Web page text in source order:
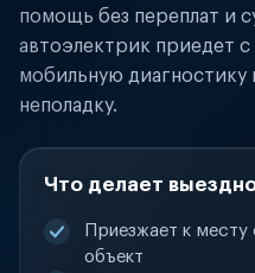
помощь без переплат и
автоэлектрик приедет
мобильную
неполадку.
Что делает
Приезжает к месту
объект